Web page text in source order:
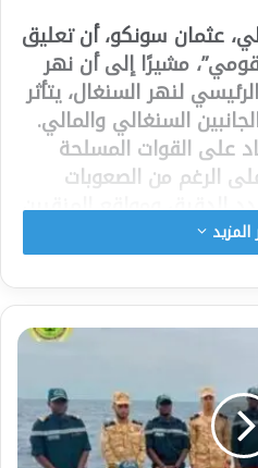
عثمان سونكو، أن تعليق
مشيرًا إلى أن نهر
لنهر السنغال، يتأثر
السنغالي والمالي.
على القوات المسلحة
الرغم من الصعوبات
الدقيق ومواقع المنقبين